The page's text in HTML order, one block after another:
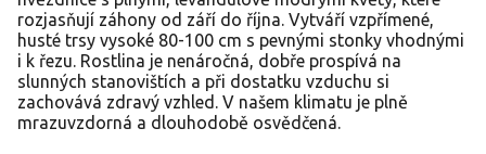
rozjasňují záhony od září do října. Vytváří vzpřímené,
husté trsy vysoké 80-100 cm s pevnými stonky vhodnými
i k řezu. Rostlina je nenáročná, dobře prospívá na
slunných stanovištích a při dostatku vzduchu si
zachovává zdravý vzhled. V našem klimatu je plně
mrazuvzdorná a dlouhodobě osvědčená.